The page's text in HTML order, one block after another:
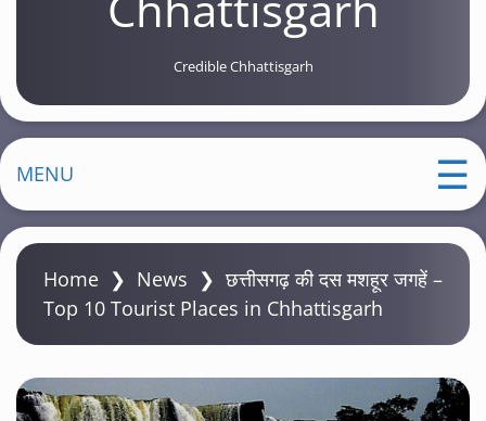
Credible Chhattisgarh
MENU
Home ❯ News ❯छत्तीसगढ़ की दस मशहूर जगहें –
Top 10 Tourist Places in Chhattisgarh